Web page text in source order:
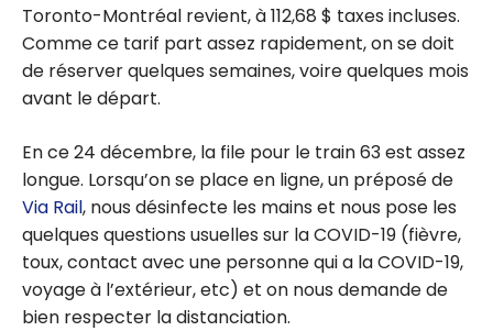
Toronto-Montréal revient, à 112,68 $ taxes incluses.
Comme ce tarif part assez rapidement, on se doit
de réserver quelques semaines, voire quelques mois
avant le départ.
En ce 24 décembre, la file pour le train 63 est assez
longue. Lorsqu’on se place en ligne, un préposé de
Via Rail, nous désinfecte les mains et nous pose les
quelques questions usuelles sur la COVID-19 (fièvre,
toux, contact avec une personne qui a la COVID-19,
voyage à l’extérieur, etc) et on nous demande de
bien respecter la distanciation.